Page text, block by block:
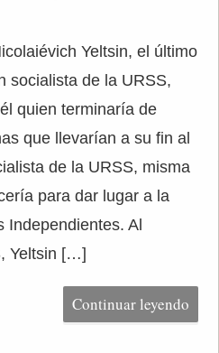
Yeltsin, el último
socialista de la URSS,
quien terminaría de
que llevarían a su fin al
de la URSS, misma
para dar lugar a la
Independientes. Al
Yeltsin […]
Continuar leyendo